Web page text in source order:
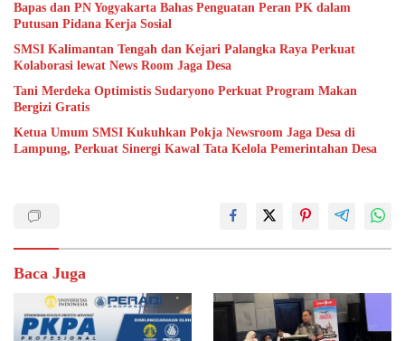
Bapas dan PN Yogyakarta Bahas Penguatan Peran PK dalam
Putusan Pidana Kerja Sosial
SMSI Kalimantan Tengah dan Kejari Palangka Raya Perkuat
Kolaborasi lewat News Room Jaga Desa
Tani Merdeka Optimistis Sudaryono Perkuat Program Makan
Bergizi Gratis
Ketua Umum SMSI Kukuhkan Pokja Newsroom Jaga Desa di
Lampung, Perkuat Sinergi Kawal Tata Kelola Pemerintahan Desa
Baca Juga